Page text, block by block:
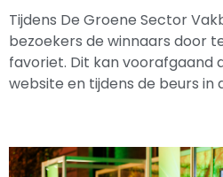
Tijdens De Groene Sector
bezoekers de winnaars door
favoriet. Dit kan voorafgaand
website en tijdens de beurs in